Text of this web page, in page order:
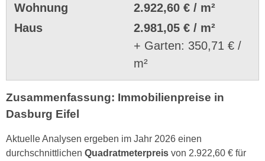
Wohnung
2.922,60 € / m²
Haus
2.981,05 € / m²
+ Garten: 350,71 € /
m²
Zusammenfassung: Immobilienpreise in
Dasburg Eifel
Aktuelle Analysen ergeben im Jahr 2026 einen
durchschnittlichen Quadratmeterpreis von 2.922,60 € für